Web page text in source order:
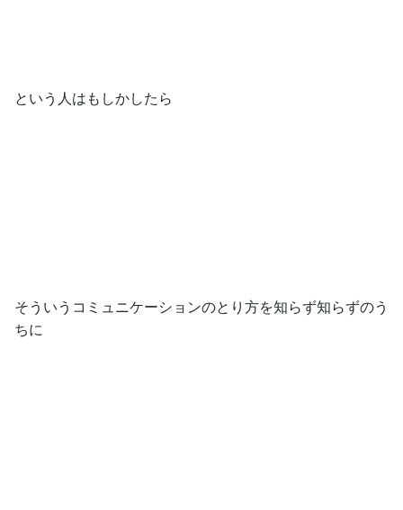
という人はもしかしたら
そういうコミュニケーションのとり方を知らず知らずのう
ちに